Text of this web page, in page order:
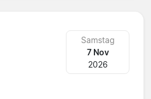
Samstag
7 Nov
2026